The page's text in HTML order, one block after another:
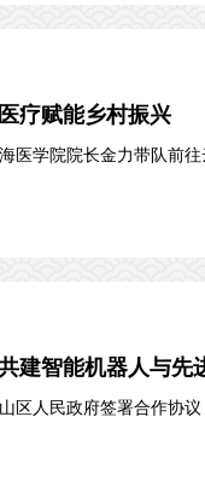
疗赋能乡村振兴
医学院院长金力带队前
建智能机器人与先
区人民政府签署合作协